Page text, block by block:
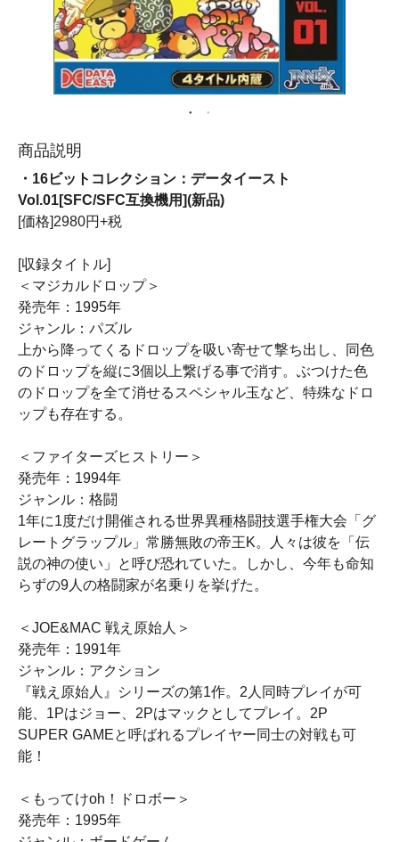
商品説明
・16ビットコレクション：データイースト
Vol.01[SFC/SFC互換機用](新品)
[価格]2980円+税
[収録タイトル]
＜マジカルドロップ＞
発売年：1995年
ジャンル：パズル
上から降ってくるドロップを吸い寄せて撃ち出し、同色
のドロップを縦に3個以上繋げる事で消す。ぶつけた色
のドロップを全て消せるスペシャル玉など、特殊なドロ
ップも存在する。
＜ファイターズヒストリー＞
発売年：1994年
ジャンル：格闘
1年に1度だけ開催される世界異種格闘技選手権大会「グ
レートグラップル」常勝無敗の帝王K。人々は彼を「伝
説の神の使い」と呼び恐れていた。しかし、今年も命知
らずの9人の格闘家が名乗りを挙げた。
＜JOE&MAC 戦え原始人＞
発売年：1991年
ジャンル：アクション
『戦え原始人』シリーズの第1作。2人同時プレイが可
能、1Pはジョー、2Pはマックとしてプレイ。2P
SUPER GAMEと呼ばれるプレイヤー同士の対戦も可
能！
＜もってけoh！ドロボー＞
発売年：1995年